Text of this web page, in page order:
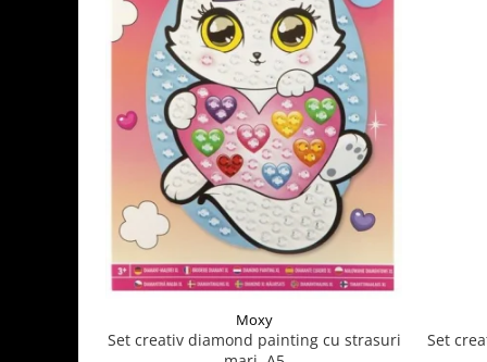
Moxy
Set creativ diamond painting cu strasuri
Set